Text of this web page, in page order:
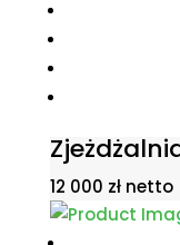
12 000 zł netto |